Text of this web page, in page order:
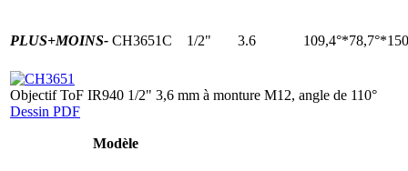
PLUS+MOINS- CH3651C 1/2" 3.6
Objectif ToF IR940 1/2" 3,6 mm à monture M12, angle de 110°
Dessin PDF
Modèle